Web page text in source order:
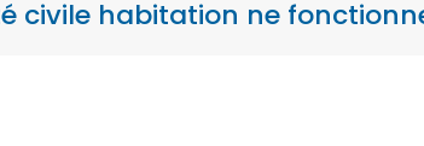
civile habitation ne